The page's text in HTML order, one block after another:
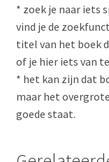
* zoek je naar iets
vind je de
titel van het boek
of je hier iets van
* het kan zijn dat
maar het
goede staat.